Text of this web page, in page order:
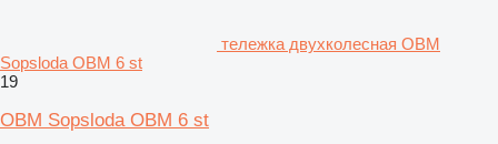
тележка двухколесная OBM
Sopsloda OBM 6 st
19
OBM Sopsloda OBM 6 st